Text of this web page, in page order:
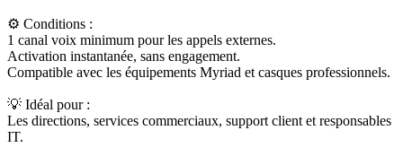
⚙️ Conditions :
1 canal voix minimum pour les appels externes.
Activation instantanée, sans engagement.
Compatible avec les équipements Myriad et casques professionnels.
💡 Idéal pour :
Les directions, services commerciaux, support client et responsables
IT.